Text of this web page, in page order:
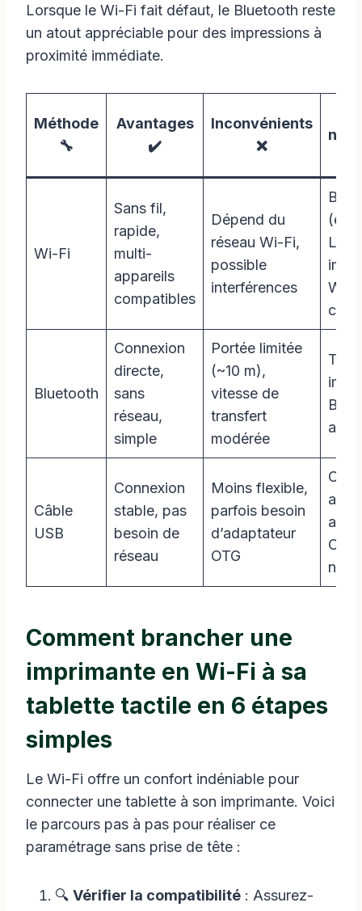
Lorsque le Wi-Fi fait défaut, le Bluetooth reste
un atout appréciable pour des impressions à
proximité immédiate.
Méthode
🔧
Avantages
✔️
Inconvénients
❌
Wi-Fi
Sans fil,
rapide,
multi-
appareils
compatibles
Dépend du
réseau Wi-Fi,
possible
interférences
Box
(ex :
Wi-
Bluetooth
Connexion
directe,
sans
réseau,
simple
Portée limitée
(~10 m),
vitesse de
transfert
modérée
Câble
USB
Connexion
stable, pas
besoin de
réseau
Moins flexible,
parfois besoin
d’adaptateur
OTG
OTG
Comment brancher une
imprimante en Wi-Fi à sa
tablette tactile en 6 étapes
simples
Le Wi-Fi offre un confort indéniable pour
connecter une tablette à son imprimante. Voici
le parcours pas à pas pour réaliser ce
paramétrage sans prise de tête :
🔍 Vérifier la compatibilité : Assurez-